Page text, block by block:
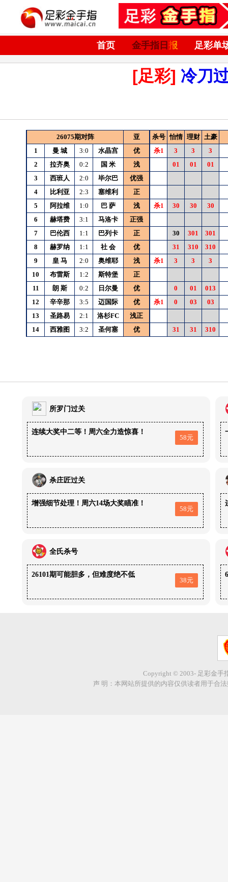
首页 金手指日报 足彩单
[足彩] 冷刀
26075期对阵 亚 杀号 怡情 理财
土豪
1
曼 城 3:0 水晶宫 优 杀1 3 3
3
2
拉齐奥 0:2 国 米 浅 01 01
01
3
西班人 2:0 毕尔巴
优强
4
比利亚 2:3 塞维利
正
5
阿拉维 1:0 巴 萨 浅 杀1 30 30
30
6
赫塔费 3:1 马洛卡
正强
7
巴伦西 1:1 巴列卡 正 30 301
301
8
赫罗纳 1:1 社 会 优 31 310
310
9
皇 马 2:0 奥维耶 浅 杀1 3 3
3
10
布雷斯 1:2 斯特堡
正
11
朗 斯 0:2 日尔曼 优 0 01
013
12
辛辛那 3:5 迈国际 优 杀1 0 03
03
13
圣路易 2:1 洛杉FC
浅正
14
西雅图 3:2 圣何塞 优 31 31 310
所罗门过关
连续大奖中二等！周六全力造惊喜！
58元
杀庄匠过关
增强细节处理！周六14场大奖瞄准！
58元
全氏杀号
26101期可能胆多，但难度绝不低
38元
Copyright © 2003- 足彩金手
声 明：本网站所提供的内容仅供读者用于合